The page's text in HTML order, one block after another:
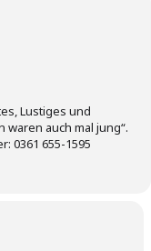
Lustiges und
waren auch mal jung“.
0361 655-1595